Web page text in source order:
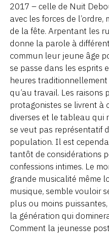
2017 – celle de Nuit
avec les forces de
de la fête. Arpentant les
donne la parole à
commun leur jeune âge
se passe dans les esprits
heures
qu’au travail. Les raisons
protagonistes se livrent à
diverses et le tableau qui
se veut pas représentatif
population. Il est
tantôt de considérations
confessions intimes. Le
grande musicalité même
musique, semble vouloir
plus ou moins
la génération qui
Comment la jeunesse